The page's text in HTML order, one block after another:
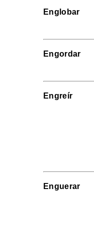
Englobar
Engordar
Engreír
Enguerar